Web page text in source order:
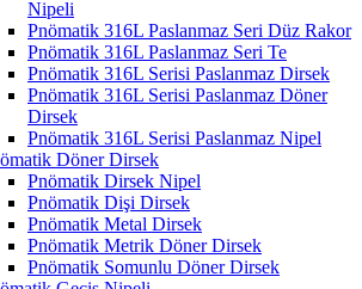
Nipeli
Pnömatik 316L Paslanmaz Seri Düz Rakor
Pnömatik 316L Paslanmaz Seri Te
Pnömatik 316L Serisi Paslanmaz Dirsek
Pnömatik 316L Serisi Paslanmaz Döner
Dirsek
Pnömatik 316L Serisi Paslanmaz Nipel
Döner Dirsek
Pnömatik Dirsek Nipel
Pnömatik Dişi Dirsek
Pnömatik Metal Dirsek
Pnömatik Metrik Döner Dirsek
Pnömatik Somunlu Döner Dirsek